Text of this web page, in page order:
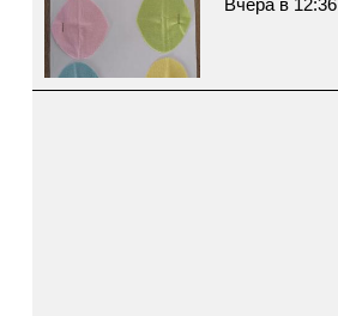
Вчера в 12:36